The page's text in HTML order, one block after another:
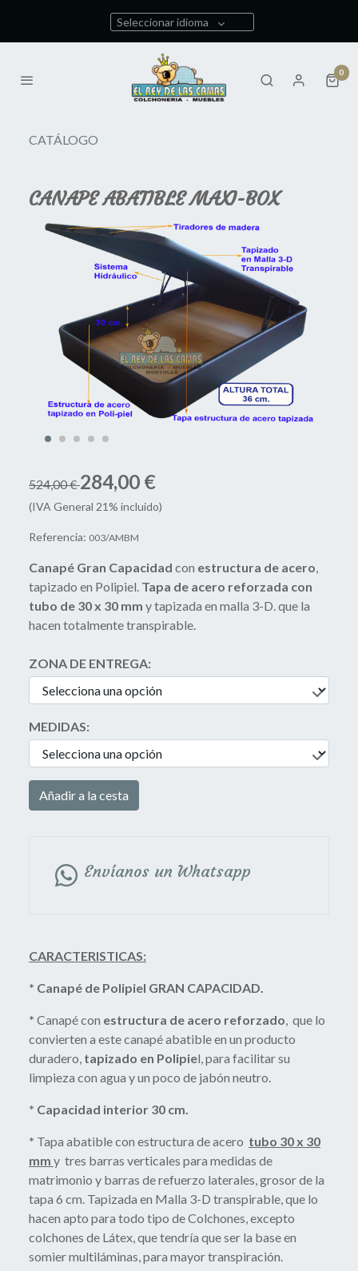
Seleccionar idioma
0
CATÁLOGO
CANAPE ABATIBLE MAXI-BOX
524,00 €284,00 €
(IVA General 21% incluido)
Referencia: 003/AMBM
Canapé Gran Capacidad con estructura de acero,
tapizado en Polipiel. Tapa de acero reforzada con
tubo de 30 x 30 mm y tapizada en malla 3-D. que la
hacen totalmente transpirable.
ZONA DE ENTREGA:
MEDIDAS:
Añadir a la cesta
Envíanos un Whatsapp
CARACTERISTICAS:
* Canapé de Polipiel GRAN CAPACIDAD.
* Canapé con estructura de acero reforzado, que lo
convierten a este canapé abatible en un producto
duradero, tapizado en Polipiel, para facilitar su
limpieza con agua y un poco de jabón neutro.
* Capacidad interior 30 cm.
* Tapa abatible con estructura de acero tubo 30 x 30
mm y tres barras verticales para medidas de
matrimonio y barras de refuerzo laterales, grosor de la
tapa 6 cm. Tapizada en Malla 3-D transpirable, que lo
hacen apto para todo tipo de Colchones, excepto
colchones de Látex, que tendría que ser la base en
somier multiláminas, para mayor transpiración.